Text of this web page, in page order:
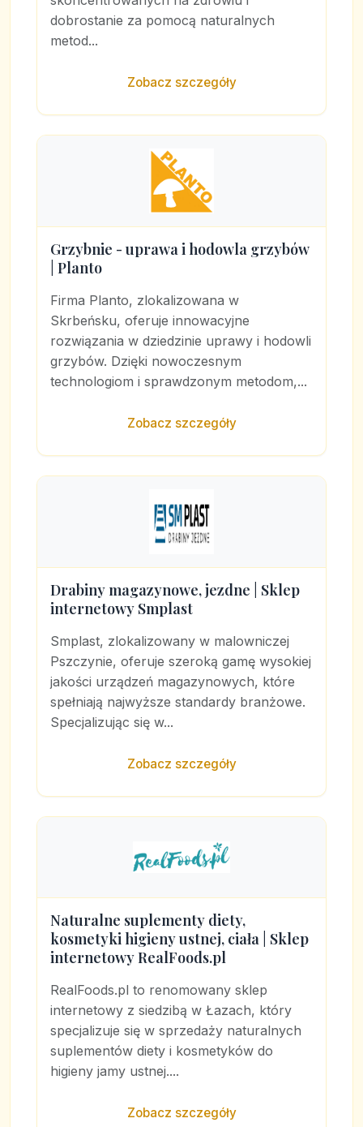
dobrostanie za pomocą naturalnych
metod...
Zobacz szczegóły
Grzybnie - uprawa i hodowla grzybów
| Planto
Firma Planto, zlokalizowana w
Skrbeńsku, oferuje innowacyjne
rozwiązania w dziedzinie uprawy i hodowli
grzybów. Dzięki nowoczesnym
technologiom i sprawdzonym metodom,...
Zobacz szczegóły
Drabiny magazynowe, jezdne | Sklep
internetowy Smplast
Smplast, zlokalizowany w malowniczej
Pszczynie, oferuje szeroką gamę wysokiej
jakości urządzeń magazynowych, które
spełniają najwyższe standardy branżowe.
Specjalizując się w...
Zobacz szczegóły
Naturalne suplementy diety,
kosmetyki higieny ustnej, ciała | Sklep
internetowy RealFoods.pl
RealFoods.pl to renomowany sklep
internetowy z siedzibą w Łazach, który
specjalizuje się w sprzedaży naturalnych
suplementów diety i kosmetyków do
higieny jamy ustnej....
Zobacz szczegóły